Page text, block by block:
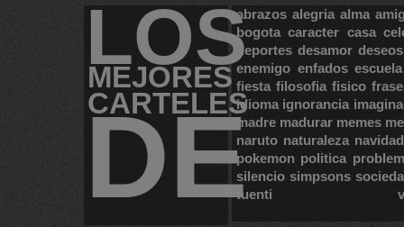
LOS
MEJORES
CARTELES
DE
abrazos alegria alma
bogota caracter casa
deportes desamor deseos
enemigo enfados escuela
fiesta filosofia fisico
idioma ignorancia
madre madurar memes
naruto naturaleza navidad
pokemon politica
silencio simpsons
tuenti